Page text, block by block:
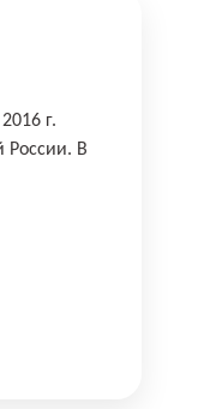
г.
России. В